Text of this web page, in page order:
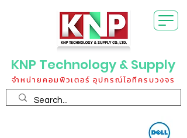
KNP Technology & Supply
จำหน่ายคอมพิวเตอร์ อุปกรณ์ไอทีครบวงจร